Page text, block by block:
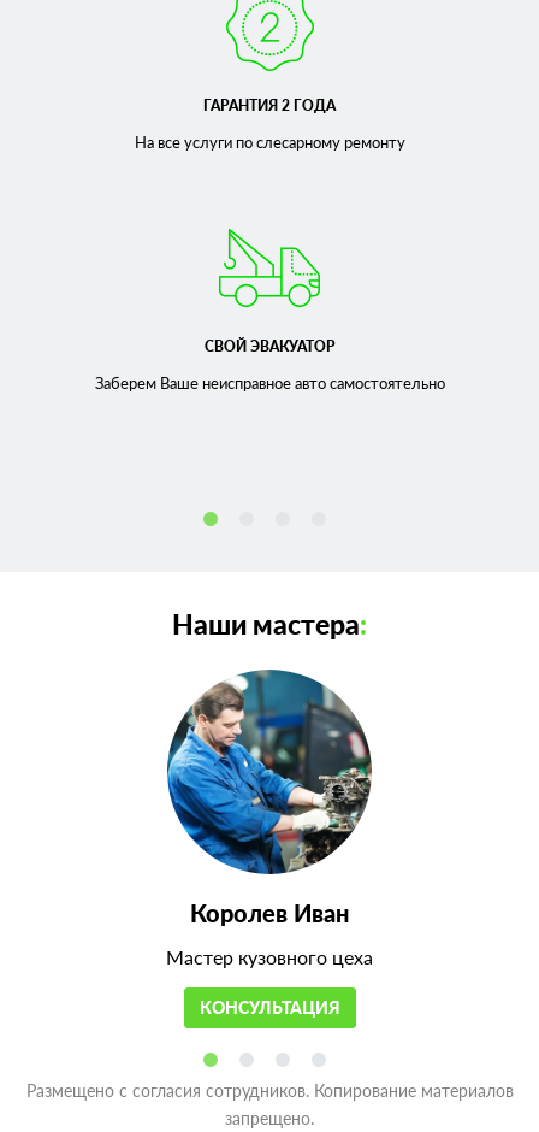
ГАРАНТИЯ 2 ГОДА
На все услуги по слесарномуремонту
СВОЙ ЭВАКУАТОР
Заберем Ваше неисправноеавто самостоятельно
Наши мастера:
Королев Иван
Мастер кузовного цеха
КОНСУЛЬТАЦИЯ
Размещено с согласия сотрудников. Копирование материалов
запрещено.